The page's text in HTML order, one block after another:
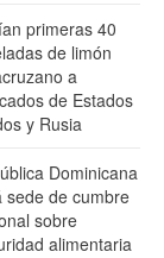
primeras 40
de limón
a
de Estados
y Rusia
Dominicana
sede de cumbre
sobre
alimentaria